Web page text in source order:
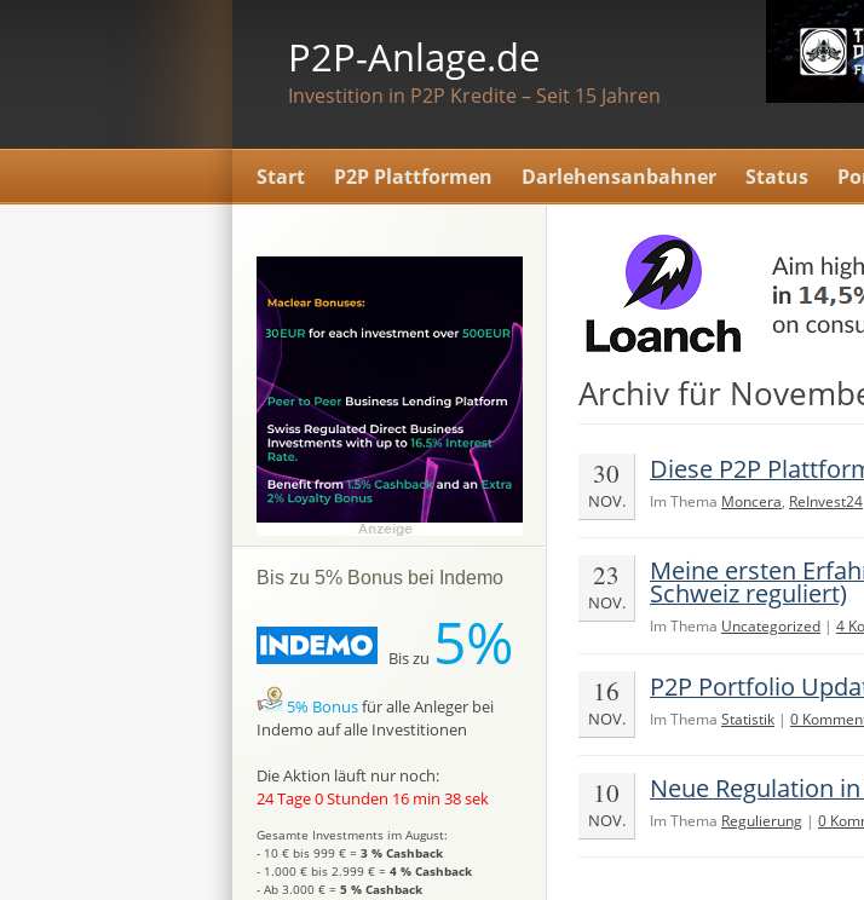
P2P-Anlage.de
Investition in P2P Kredite – Seit 15 Jahren
Start P2P Plattformen Darlehensanbahner Status
Archiv für
30
NOV.
Diese P2P
Im Thema Moncera ReInvest24
23
NOV.
Meine ersten
Schweiz reguliert)
Im Thema Uncategorized | 4
16
NOV.
P2P Portfolio
Im Thema Statistik | 0
10
NOV.
Neue Regulation
Im Thema Regulierung | 0
Bis zu 5% Bonus bei Indemo
Bis zu 5%
5% Bonusfür alle Anleger bei
Indemo auf alle Investitionen
Die Aktion läuft nur noch:
24 Tage 0 Stunden 16 min 37 sek
Gesamte Investments im August:
- 10 € bis 999 € = 3 % Cashback
- 1.000 € bis 2.999 € = 4 % Cashback
- Ab 3.000 € = 5 % Cashback